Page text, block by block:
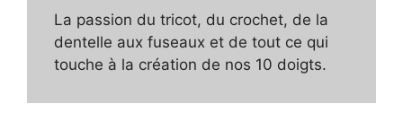
La passion du tricot, du crochet, de la
dentelle aux fuseaux et de tout ce qui
touche à la création de nos 10 doigts.